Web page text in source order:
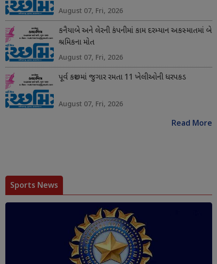
August 07, Fri, 2026
કનૈયાબે અને લેરની કંપનીમાં કામ દરમ્યાન અકસ્માતમાં બે
શ્રમિકના મોત
August 07, Fri, 2026
પૂર્વ કચ્છમાં જુગાર રમતા 11 ખેલીઓની ધરપકડ
August 07, Fri, 2026
Read More
Sports News